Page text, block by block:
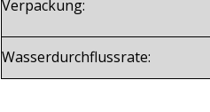
Verpackung:
Wasserdurchflussrate: